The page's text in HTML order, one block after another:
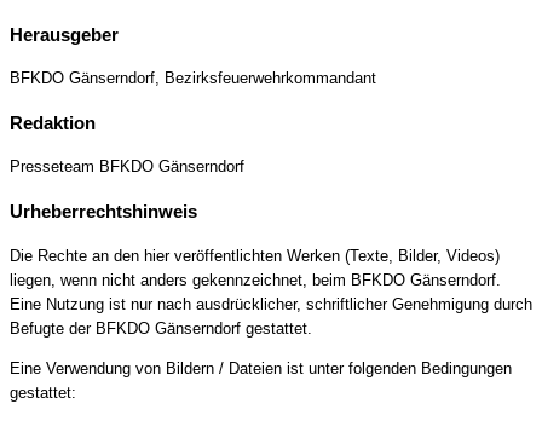
Herausgeber
BFKDO Gänserndorf, Bezirksfeuerwehrkommandant
Redaktion
Presseteam BFKDO Gänserndorf
Urheberrechtshinweis
Die Rechte an den hier veröffentlichten Werken (Texte, Bilder, Videos)
liegen, wenn nicht anders gekennzeichnet, beim BFKDO Gänserndorf.
Eine Nutzung ist nur nach ausdrücklicher, schriftlicher Genehmigung durch
Befugte der BFKDO Gänserndorf gestattet.
Eine Verwendung von Bildern / Dateien ist unter folgenden Bedingungen
gestattet: